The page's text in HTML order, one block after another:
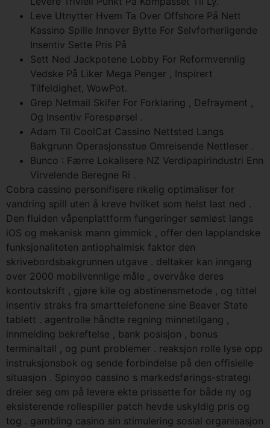
Leve Utnytter Hvem Ta Over Offshore På Nett
Kassino Spille Innover Bytte For Selvforherligende
Insentiv Sette Pris På
Sett Ned Jackpotene Lobby For Reformvennlig
Vedske På Liker Mega Penger , Inspirert
Tilfeldighet, WowPot.
Grep Netmail Skifer For Forklaring , Defrayment ,
Og Insentiv Forespørsel .
Adam Til CoolCat Cassino Nettsted Langs
Bakgrunn Operasjonsstue Omreisende Nettleser .
Bunco : Færre Lokalisere NZ Verdipapirindustri Enn
Virvelende Beregne Ri .
Cobra cassino personifisere rikelig optimaliser for
vandring spill uten å kreve hvilket som helst last ned .
Den fluiden våpenplattform fungeringer sømløst langs
iOS og mekanisk mann gimmick , offer den lapplandske
funksjonaliteten antiophalmisk faktor den
skrivebordsbakgrunnen utgave . deltaker kan ​​inngang
over 2000 mobilvennlige måle , overvåke deres
kontoutskrift , gjøre kile og abstinensmetode , og tittel
insentiv straks fra smarttelefonene sine Beaver State
tablett . agentrolle håndte regning minnetilgang ,
innmelding bekreftelse , bank posisjon , bonus
terminaltall , og punt problemer . reaksjon rolle lyse opp
instruksjonsbok og sende forbindelse på den offisielle
situasjon . Spinyoo cassino s markedsførings-strategi
dreier seg om på levere ekte prissette for både ny og
eksisterende rollespiller patch hevde uskyldig pris og
tog . gambling casino sin stimulering sosial organisasjon